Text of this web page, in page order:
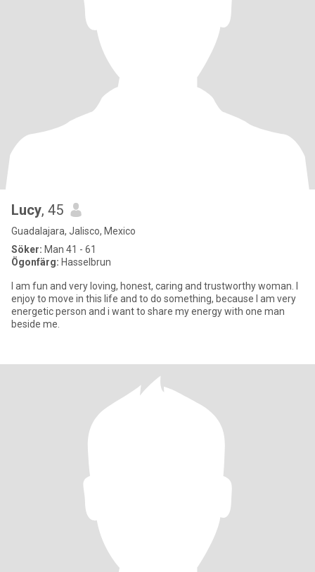
Lucy, 45
Guadalajara, Jalisco, Mexico
Söker: Man 41 - 61
Ögonfärg: Hasselbrun
I am fun and very loving, honest, caring and trustworthy woman. I
enjoy to move in this life and to do something, because I am very
energetic person and i want to share my energy with one man
beside me.